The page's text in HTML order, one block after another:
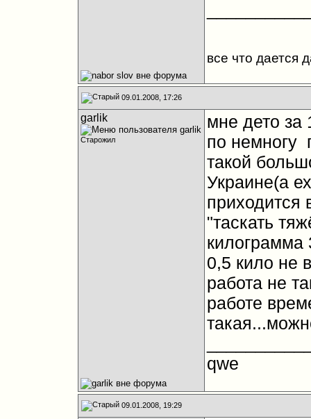
все что дается
09.01.2008, 17:26
garlik
Старожил
мне дето за
по немногу
такой
Украине(а
приходится
"таскать
килограмма
0,5 кило не
работа не
работе
qwe
09.01.2008, 19:29